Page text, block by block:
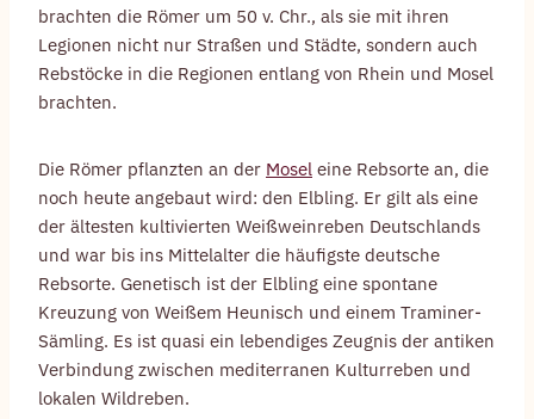
brachten die Römer um 50 v. Chr., als sie mit ihren
Legionen nicht nur Straßen und Städte, sondern auch
Rebstöcke in die Regionen entlang von Rhein und Mosel
brachten.
Die Römer pflanzten an der Mosel eine Rebsorte an, die
noch heute angebaut wird: den Elbling. Er gilt als eine
der ältesten kultivierten Weißweinreben Deutschlands
und war bis ins Mittelalter die häufigste deutsche
Rebsorte. Genetisch ist der Elbling eine spontane
Kreuzung von Weißem Heunisch und einem Traminer-
Sämling. Es ist quasi ein lebendiges Zeugnis der antiken
Verbindung zwischen mediterranen Kulturreben und
lokalen Wildreben.